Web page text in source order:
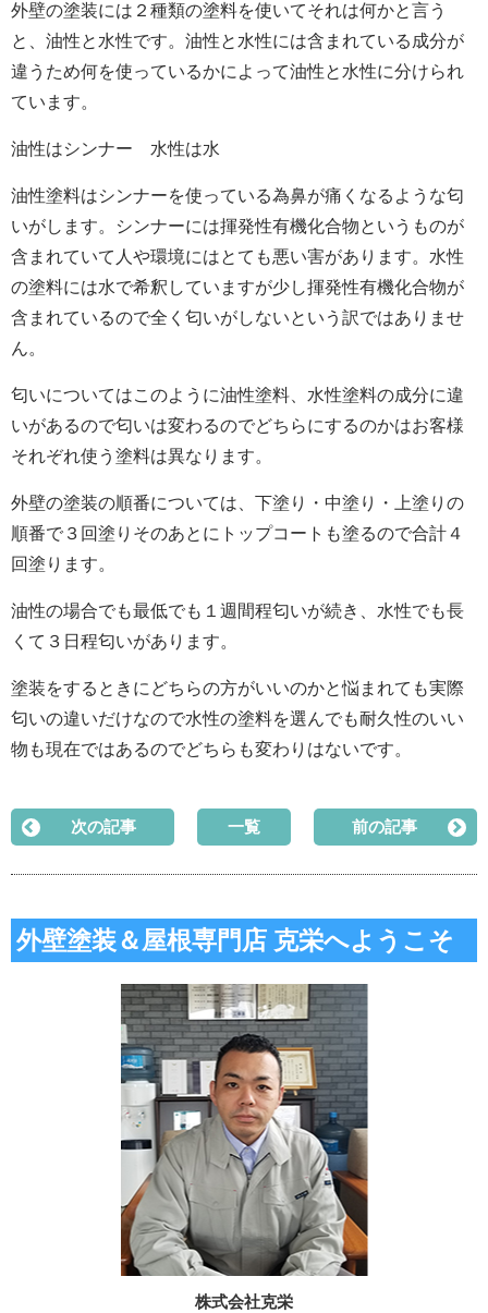
外壁の塗装には２種類の塗料を使いてそれは何かと言う
と、油性と水性です。油性と水性には含まれている成分が
違うため何を使っているかによって油性と水性に分けられ
ています。
油性はシンナー 水性は水
油性塗料はシンナーを使っている為鼻が痛くなるような匂
いがします。シンナーには揮発性有機化合物というものが
含まれていて人や環境にはとても悪い害があります。水性
の塗料には水で希釈していますが少し揮発性有機化合物が
含まれているので全く匂いがしないという訳ではありませ
ん。
匂いについてはこのように油性塗料、水性塗料の成分に違
いがあるので匂いは変わるのでどちらにするのかはお客様
それぞれ使う塗料は異なります。
外壁の塗装の順番については、下塗り・中塗り・上塗りの
順番で３回塗りそのあとにトップコートも塗るので合計４
回塗ります。
油性の場合でも最低でも１週間程匂いが続き、水性でも長
くて３日程匂いがあります。
塗装をするときにどちらの方がいいのかと悩まれても実際
匂いの違いだけなので水性の塗料を選んでも耐久性のいい
物も現在ではあるのでどちらも変わりはないです。
次の記事 一覧 前の記事
外壁塗装＆屋根専門店 克栄へようこそ
株式会社克栄